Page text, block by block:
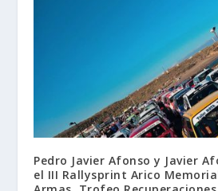
Pedro Javier Afonso y Javier
el III Rallysprint Arico